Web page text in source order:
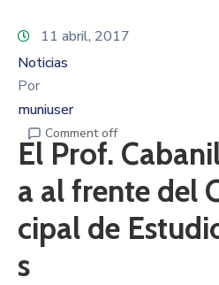
11 abril, 2017
Noticias
Por
muniuser
Comment off
El Prof.
a al frente del
cipal de
s